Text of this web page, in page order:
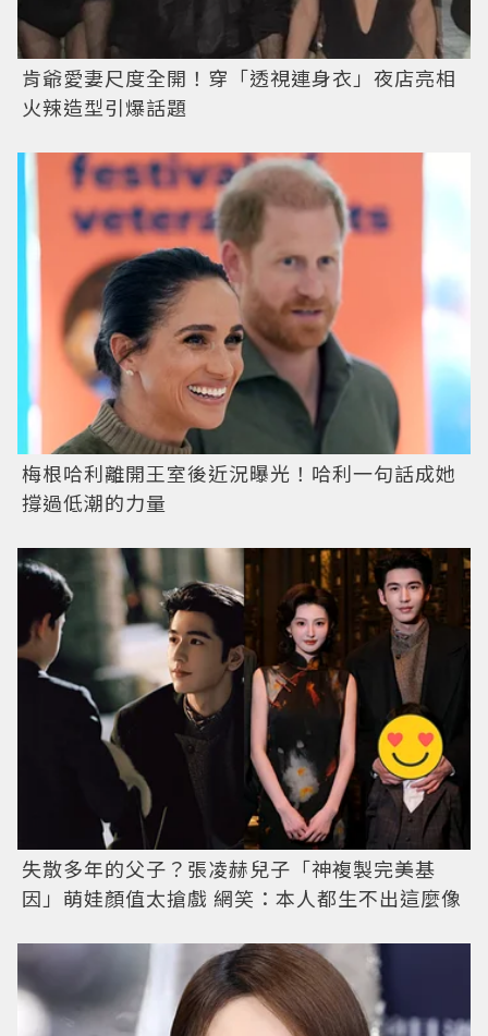
肯爺愛妻尺度全開！穿「透視連身衣」夜店亮相
火辣造型引爆話題
梅根哈利離開王室後近況曝光！哈利一句話成她
撐過低潮的力量
失散多年的父子？張凌赫兒子「神複製完美基
因」萌娃顏值太搶戲 網笑：本人都生不出這麼像